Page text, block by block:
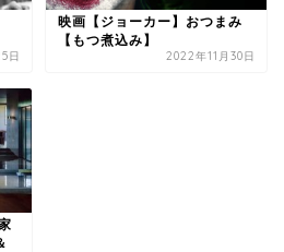
日
映画【ジョーカー】おつまみ
【もつ煮込み】
2022年11月30日